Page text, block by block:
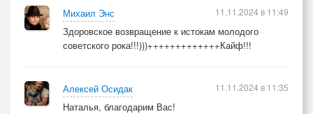
Михаил Энс
Здоровское возвращение к истокам молодого
советского рока!!!)))+++++++++++++Кайф!!!
11.11.2024 в 11:49
Алексей Осидак
Наталья, благодарим Вас!
11.11.2024 в 11:35